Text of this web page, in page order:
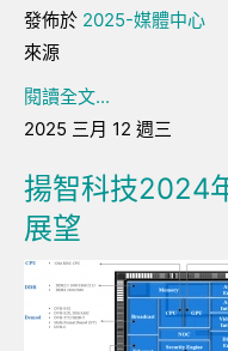
發佈於 2025-媒體中心
來源
閱讀全文...
2025 三月 12 週三
揚智科技2024
展望